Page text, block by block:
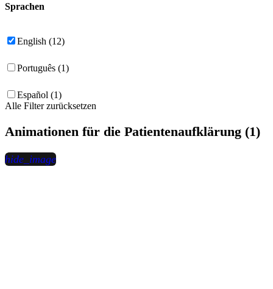
Sprachen
English (12)
Português (1)
Español (1)
Alle Filter zurücksetzen
Animationen für die Patientenaufklärung (1)
hide_image